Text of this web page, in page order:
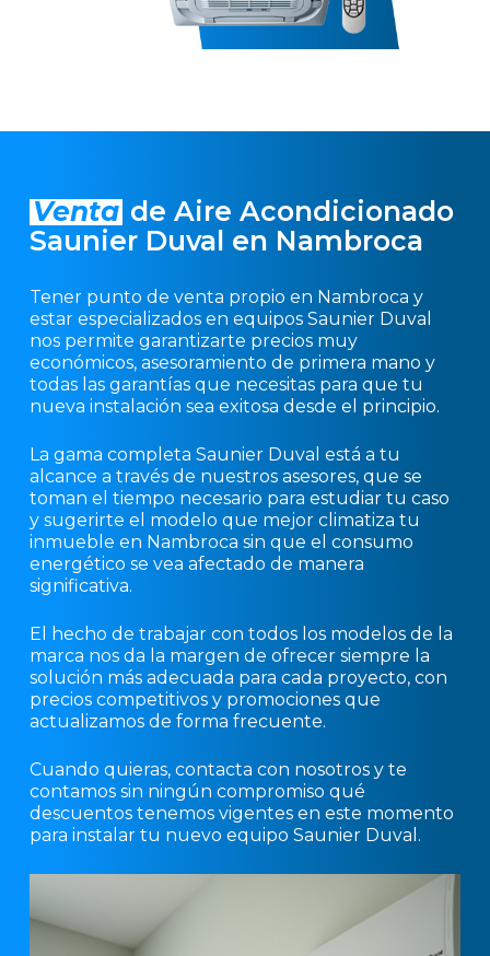
Venta de Aire Acondicionado
Saunier Duval en Nambroca
Tener punto de venta propio en Nambroca y
estar especializados en equipos Saunier Duval
nos permite garantizarte precios muy
económicos, asesoramiento de primera mano y
todas las garantías que necesitas para que tu
nueva instalación sea exitosa desde el principio.
La gama completa Saunier Duval está a tu
alcance a través de nuestros asesores, que se
toman el tiempo necesario para estudiar tu caso
y sugerirte el modelo que mejor climatiza tu
inmueble en Nambroca sin que el consumo
energético se vea afectado de manera
significativa.
El hecho de trabajar con todos los modelos de la
marca nos da la margen de ofrecer siempre la
solución más adecuada para cada proyecto, con
precios competitivos y promociones que
actualizamos de forma frecuente.
Cuando quieras, contacta con nosotros y te
contamos sin ningún compromiso qué
descuentos tenemos vigentes en este momento
para instalar tu nuevo equipo Saunier Duval.